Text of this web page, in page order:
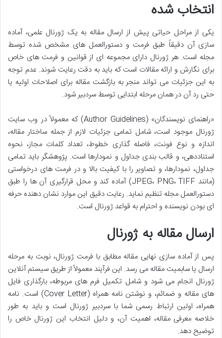
انتخاب شده
یکی از مراحل حیاتی پیش از ارسال مقاله به یک ژورنال علمی، آماده
سازی آن دقیقاً طبق فرمت و دستورالعمل های مشخص شده توسط
مجله است. هر ژورنال دارای مجموعه ای از قوانین و فرمت های خاص
برای نگارش و ارائه مقالات است که باید به دقت رعایت شوند. عدم توجه
به این جزئیات می تواند منجر به بازگشت مقاله برای اصلاحات اولیه یا
حتی رد آن در همان مرحله ابتدایی توسط سردبیر شود.
«راهنمای نویسندگان» (Author Guidelines) که معمولاً در وب سایت
ژورنال موجود است، شامل تمامی جزئیات لازم از جمله ساختار مقاله،
اندازه و نوع فونت، فاصله گذاری خطوط، تعداد کلمات مجاز، نحوه
استناددهی، و قالب بندی جداول و نمودارها است. پژوهشگر باید تمامی
جداول، نمودارها، و تصاویر را با کیفیت بالا و در فرمت های درخواستی
(مانند JPEG، PNG، TIFF) آماده کند و محل قرارگیری آن ها را طبق
دستورالعمل مجله تنظیم نماید. رعایت دقیق این موارد نشان دهنده حرفه
ای بودن نویسنده و احترام به قواعد ژورنال است.
ارسال مقاله به ژورنال
پس از آماده سازی نهایی مقاله مطابق با فرمت ژورنال، نوبت به مرحله
ارسال یا سابمیت مقاله می رسد. این فرآیند معمولاً از طریق سیستم آنلاین
ژورنال انجام می شود و شامل تکمیل فرم های مربوطه، بارگذاری فایل
های مقاله و ضمائم، و نوشتن نامه همراه (Cover Letter) است. نامه
همراه، اولین ارتباط رسمی شما با سردبیر ژورنال است و باید به طور
خلاصه معرفی مقاله، اهمیت آن، و دلیل انتخاب این ژورنال خاص را
توضیح دهد.